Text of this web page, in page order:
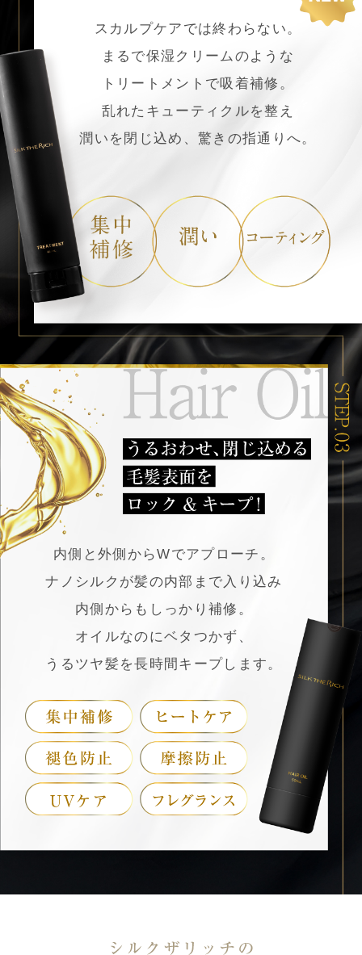
スカルプケアでは終わらない。
まるで保湿クリームのような
トリートメントで吸着補修。
乱れたキューティクルを整え
潤いを閉じ込め、驚きの指通りへ。
内側と外側からWでアプローチ。
ナノシルクが髪の内部まで入り込み
内側からもしっかり補修。
オイルなのにベタつかず、
うるツヤ髪を長時間キープします。